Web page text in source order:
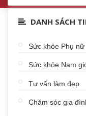
DANH SÁCH
Sức khỏe Phụ nữ
Sức khỏe Nam
Tư vấn làm đẹp
Chăm sóc gia